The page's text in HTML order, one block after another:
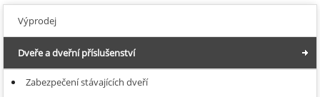
Výprodej
Dveře a dveřní příslušenství
Zabezpečení stávajících dveří